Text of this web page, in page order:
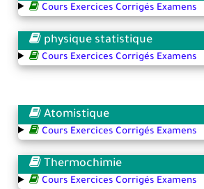
Cours Exercices Corrigés Examens
physique statistique
Cours Exercices Corrigés Examens
Atomistique
Cours Exercices Corrigés Examens
Thermochimie
Cours Exercices Corrigés Examens